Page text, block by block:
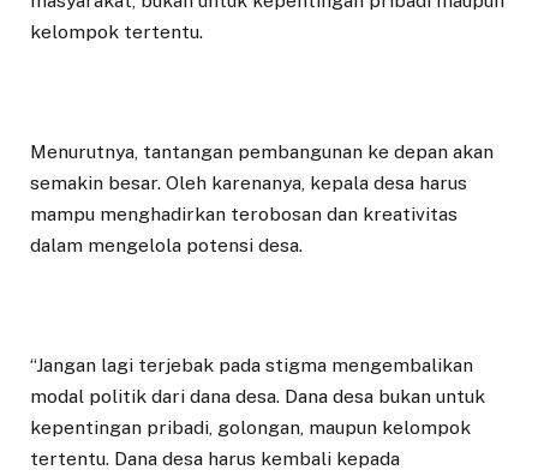
kelompok tertentu.
Menurutnya, tantangan pembangunan ke depan akan
semakin besar. Oleh karenanya, kepala desa harus
mampu menghadirkan terobosan dan kreativitas
dalam mengelola potensi desa.
“Jangan lagi terjebak pada stigma mengembalikan
modal politik dari dana desa. Dana desa bukan untuk
kepentingan pribadi, golongan, maupun kelompok
tertentu. Dana desa harus kembali kepada